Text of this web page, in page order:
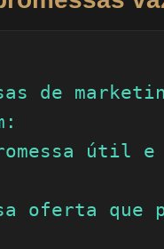
de
útil e
oferta que